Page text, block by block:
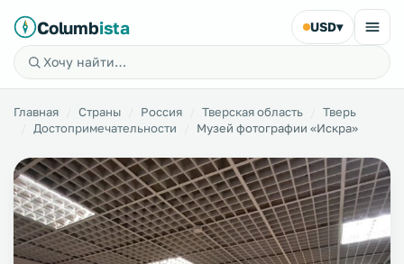
Columbista USD▾
Главная Страны Россия Тверская область
Тверь
Достопримечательности
Музей фотографии «Искра»